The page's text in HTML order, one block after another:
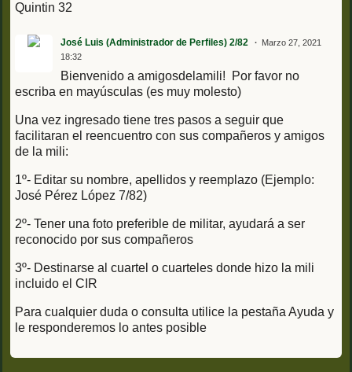
Quintin 32
José Luis (Administrador de Perfiles) 2/82
Marzo 27, 2021
18:32
Bienvenido a amigosdelamili! Por favor no
escriba en mayúsculas (es muy molesto)
Una vez ingresado tiene tres pasos a seguir que
facilitaran el reencuentro con sus compañeros y amigos
de la mili:
1º- Editar su nombre, apellidos y reemplazo (Ejemplo:
José Pérez López 7/82)
2º- Tener una foto preferible de militar, ayudará a ser
reconocido por sus compañeros
3º- Destinarse al cuartel o cuarteles donde hizo la mili
incluido el CIR
Para cualquier duda o consulta utilice la pestaña Ayuda y
le responderemos lo antes posible